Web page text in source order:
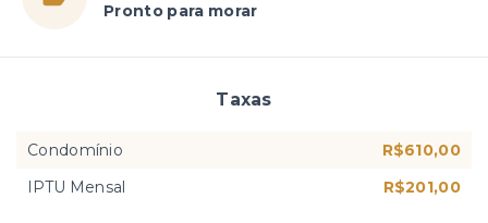
Pronto para morar
Taxas
Condomínio
R$610,00
IPTU Mensal
R$201,00